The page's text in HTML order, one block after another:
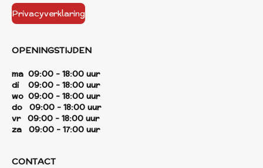
Privacyverklaring
OPENINGSTIJDEN
ma 09:00 - 18:00 uur
di 09:00 - 18:00 uur
wo 09:00 - 18:00 uur
do 09:00 - 18:00 uur
vr 09:00 - 18:00 uur
za 09:00 - 17:00 uur
CONTACT